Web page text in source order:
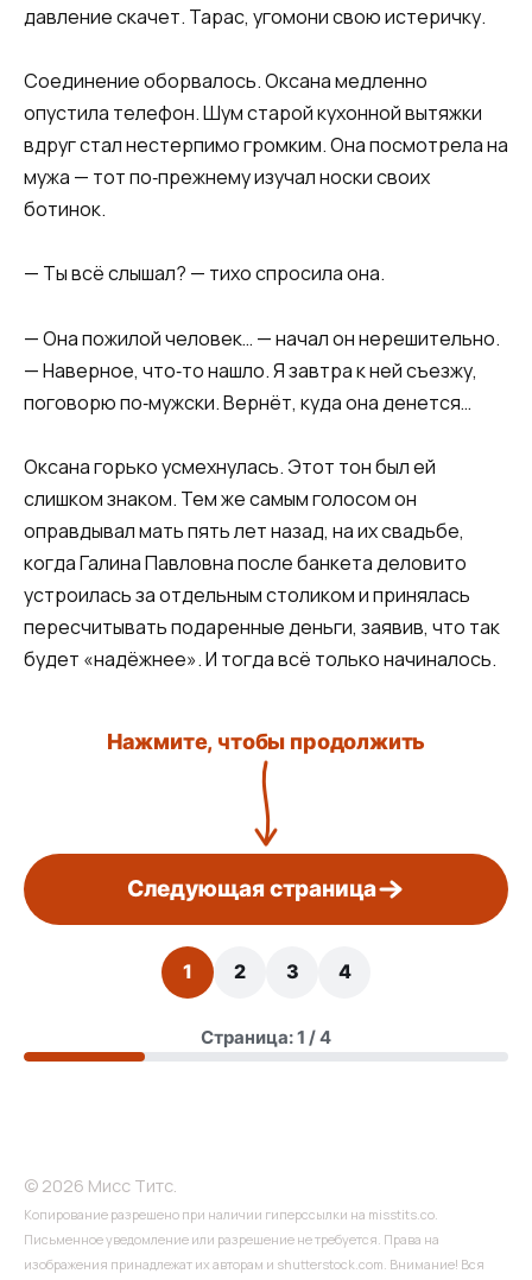
давление скачет. Тарас, угомони свою истеричку.
Соединение оборвалось. Оксана медленно
опустила телефон. Шум старой кухонной вытяжки
вдруг стал нестерпимо громким. Она посмотрела на
мужа — тот по‑прежнему изучал носки своих
ботинок.
— Ты всё слышал? — тихо спросила она.
— Она пожилой человек… — начал он нерешительно.
— Наверное, что‑то нашло. Я завтра к ней съезжу,
поговорю по‑мужски. Вернёт, куда она денется…
Оксана горько усмехнулась. Этот тон был ей
слишком знаком. Тем же самым голосом он
оправдывал мать пять лет назад, на их свадьбе,
когда Галина Павловна после банкета деловито
устроилась за отдельным столиком и принялась
пересчитывать подаренные деньги, заявив, что так
будет «надёжнее». И тогда всё только начиналось.
Нажмите, чтобы продолжить
Следующая страница
1 2 3 4
Страница: 1 / 4
© 2026 Мисс Титс.
Копирование разрешено при наличии гиперссылки на misstits.co.
Письменное уведомление или разрешение не требуется. Права на
изображения принадлежат их авторам и shutterstock.com. Внимание! Вся